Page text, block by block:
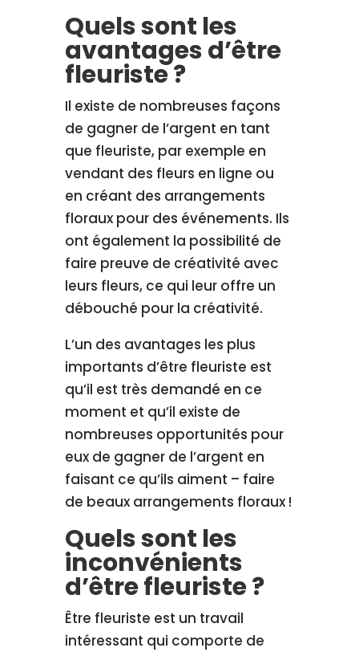
Quels sont les
avantages d’être
fleuriste ?
Il existe de nombreuses façons
de gagner de l’argent en tant
que fleuriste, par exemple en
vendant des fleurs en ligne ou
en créant des arrangements
floraux pour des événements. Ils
ont également la possibilité de
faire preuve de créativité avec
leurs fleurs, ce qui leur offre un
débouché pour la créativité.
L’un des avantages les plus
importants d’être fleuriste est
qu’il est très demandé en ce
moment et qu’il existe de
nombreuses opportunités pour
eux de gagner de l’argent en
faisant ce qu’ils aiment – faire
de beaux arrangements floraux !
Quels sont les
inconvénients
d’être fleuriste ?
Être fleuriste est un travail
intéressant qui comporte de